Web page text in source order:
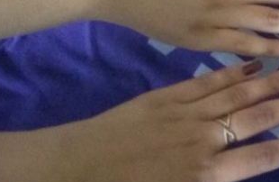
0228
und Social Media